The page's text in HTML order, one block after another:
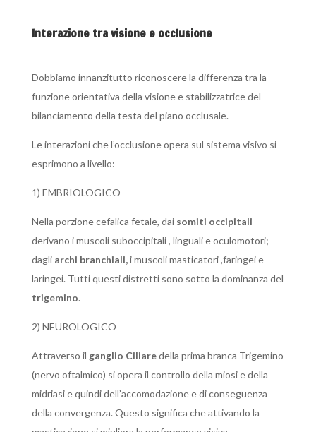
Interazione tra visione e occlusione
Dobbiamo innanzitutto riconoscere la differenza tra la
funzione orientativa della visione e stabilizzatrice del
bilanciamento della testa del piano occlusale.
Le interazioni che l’occlusione opera sul sistema visivo si
esprimono a livello:
1) EMBRIOLOGICO
Nella porzione cefalica fetale, daisomiti occipitali
derivano i muscoli suboccipitali , linguali e oculomotori;
dagli archi branchiali,i muscoli masticatori ,faringei e
laringei. Tutti questi distretti sono sotto la dominanza del
trigemino.
2) NEUROLOGICO
Attraverso il ganglio Ciliaredella prima branca Trigemino
(nervo oftalmico) si opera il controllo della miosi e della
midriasi e quindi dell’accomodazione e di conseguenza
della convergenza. Questo significa che attivando la